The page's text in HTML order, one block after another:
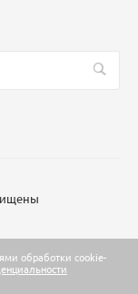
обработки cookie-